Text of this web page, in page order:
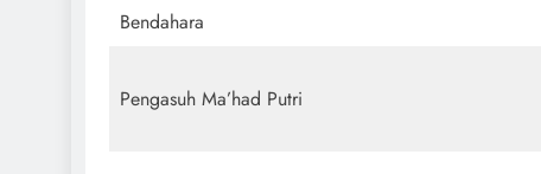
Bendahara
Pengasuh Ma’had Putri